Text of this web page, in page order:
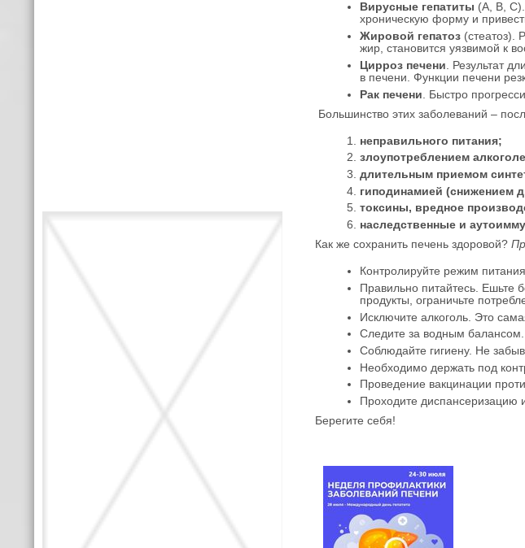
Вирусные гепатиты (A, B,
хроническую форму и
Жировой гепатоз(стеатоз).
жир, становится уязвимой к
Цирроз печени . Результат
в печени. Функции печени
Рак печени . Быстро
Большинство этих заболеваний –
неправильного питания;
злоупотреблением
длительным приемом
гиподинамией (снижением
токсины, вредное
наследственные и
Как же сохранить печень здоровой?
Контролируйте режим
Правильно питайтесь. Ешьте
продукты, ограничьте
Исключите алкоголь. Это
Следите за водным балансом.
Соблюдайте гигиену. Не
Необходимо держать под
Проведение вакцинации
Проходите диспансеризацию
Берегите себя!